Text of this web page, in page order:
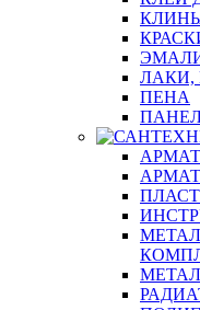
ЛАКИ,
ПЕНА